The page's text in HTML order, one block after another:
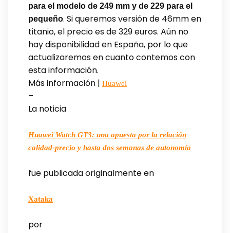
para el modelo de 249 mm y de 229 para el
pequeño. Si queremos versión de 46mm en
titanio, el precio es de 329 euros. Aún no
hay disponibilidad en España, por lo que
actualizaremos en cuanto contemos con
esta información.
Más información | Huawei
–
La noticia
Huawei Watch GT3: una apuesta por la relación
calidad-precio y hasta dos semanas de autonomía
fue publicada originalmente en
Xataka
por